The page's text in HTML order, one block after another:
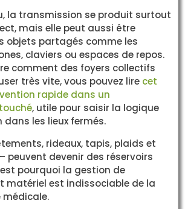
la transmission se produit surtout
mais elle peut aussi être
objets partagés comme les
claviers ou espaces de repos.
comment des foyers collectifs
très vite, vous pouvez lire cet
rapide dans un
, utile pour saisir la logique
les lieux fermés.
rideaux, tapis, plaids et
peuvent devenir des réservoirs
pourquoi la gestion de
matériel est indissociable de la
médicale.